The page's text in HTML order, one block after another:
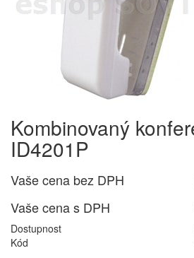
Kombinovaný
ID4201P
Vaše cena bez DPH
Vaše cena s DPH
Dostupnost
Kód